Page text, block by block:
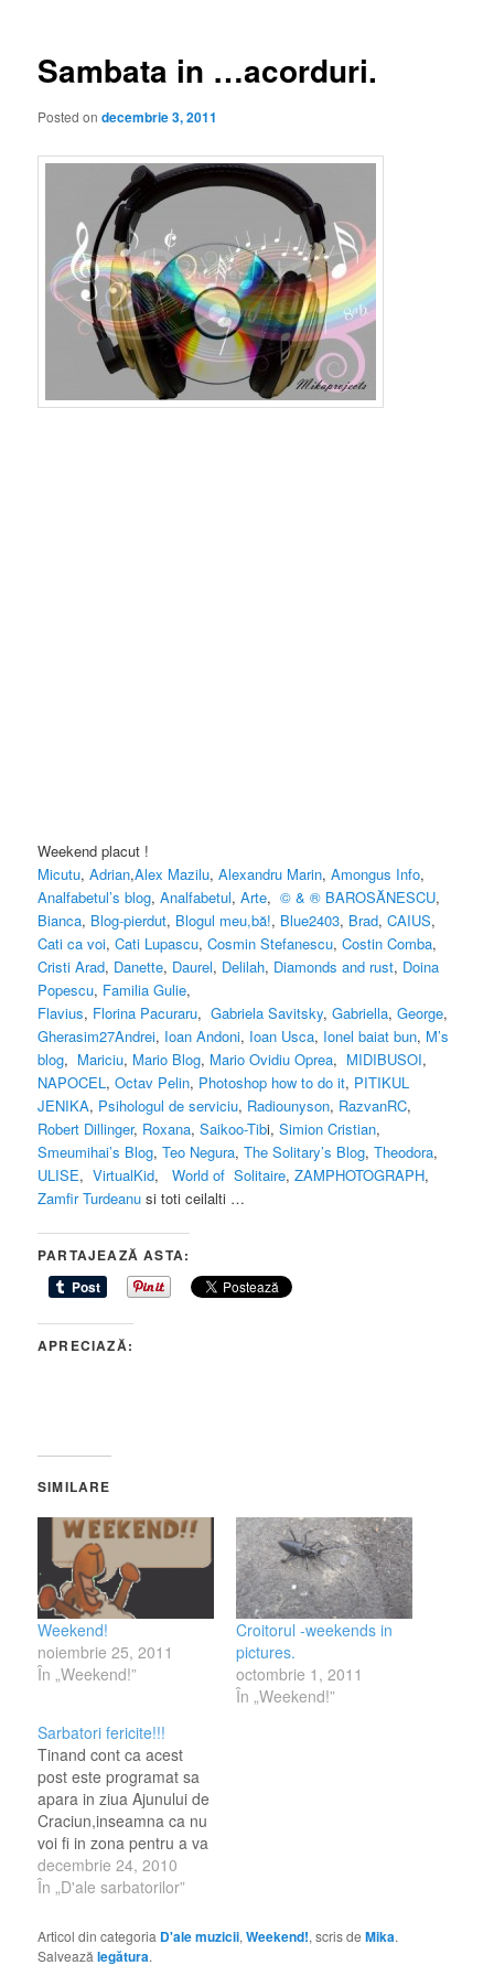
Sambata in …acorduri.
Posted ondecembrie 3, 2011
Weekend placut !
Micutu, Adrian,Alex Mazilu, Alexandru Marin,Amongus Info,
Analfabetul’s blog, Analfabetul, Arte, © & ® BAROSĂNESCU,
Bianca, Blog-pierdut, Blogul meu,bă!, Blue2403, Brad,CAIUS,
Cati ca voi,Cati Lupascu,Cosmin Stefanescu,Costin Comba,
Cristi Arad, Danette, Daurel, Delilah, Diamonds and rust, Doina
Popescu, Familia Gulie,
Flavius, Florina Pacuraru,Gabriela Savitsky,Gabriella,George,
Gherasim27Andrei, Ioan Andoni, Ioan Usca, Ionel baiat bun, M’s
blog, Mariciu, Mario Blog, Mario Ovidiu Oprea, MIDIBUSOI,
NAPOCEL,Octav Pelin, Photoshop how to do it, PITIKUL
JENIKA, Psihologul de serviciu, Radiounyson, RazvanRC,
Robert Dillinger, Roxana,Saikoo-Tibi,Simion Cristian,
Smeumihai’s Blog,Teo Negura,The Solitary’s Blog,Theodora,
ULISE, VirtualKid, World of Solitaire,ZAMPHOTOGRAPH,
Zamfir Turdeanu si toti ceilalti …
PARTAJEAZĂ ASTA:
APRECIAZĂ:
SIMILARE
Weekend!
noiembrie 25, 2011
În „Weekend!”
Croitorul -weekends in
pictures.
octombrie 1, 2011
În „Weekend!”
Sarbatori fericite!!!
Tinand cont ca acest
post este programat sa
apara in ziua Ajunului de
Craciun,inseamna ca nu
voi fi in zona pentru a va
raspunde la eventualele
comentarii . Tin sa va
care m-au suportat acest
an si cu ocazia
decembrie 24, 2010
În „D'ale sarbatorilor”
Articol din categoria D'ale muzicii,Weekend!, scris deMika.
Salveazălegătura.